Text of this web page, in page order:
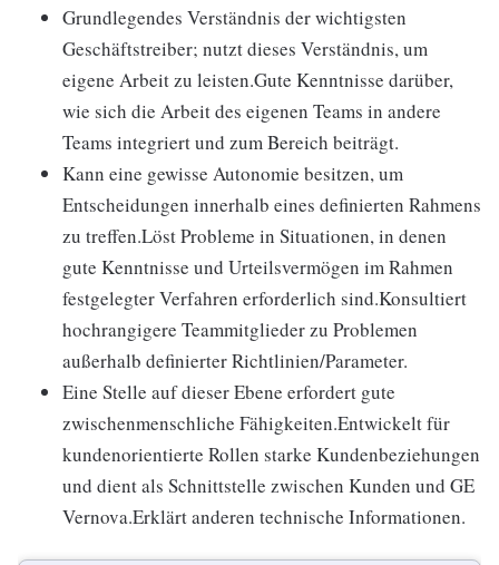
Grundlegendes Verständnis der wichtigsten
Geschäftstreiber; nutzt dieses Verständnis, um
eigene Arbeit zu leisten.Gute Kenntnisse darüber,
wie sich die Arbeit des eigenen Teams in andere
Teams integriert und zum Bereich beiträgt.
Kann eine gewisse Autonomie besitzen, um
Entscheidungen innerhalb eines definierten Rahmens
zu treffen.Löst Probleme in Situationen, in denen
gute Kenntnisse und Urteilsvermögen im Rahmen
festgelegter Verfahren erforderlich sind.Konsultiert
hochrangigere Teammitglieder zu Problemen
außerhalb definierter Richtlinien/Parameter.
Eine Stelle auf dieser Ebene erfordert gute
zwischenmenschliche Fähigkeiten.Entwickelt für
kundenorientierte Rollen starke Kundenbeziehungen
und dient als Schnittstelle zwischen Kunden und GE
Vernova.Erklärt anderen technische Informationen.